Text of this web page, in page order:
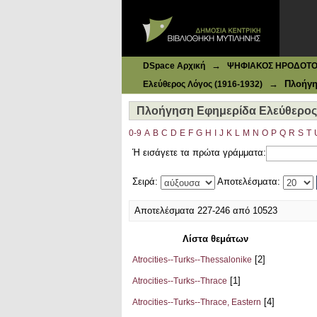
DSpace Αρχική → ΨΗΦΙΑΚΟΣ ΗΡΟΔΟΤΟΣ:
Ελεύθερος Λόγος (1916-1932)
→
Πλοήγηση Εφημερίδα
0-9 A B C D E F G H J K L M N O P Q R S T
Ή εισάγετε τα πρώτα γράμματα:
Σειρά: Αποτελέσματα:
Αποτελέσματα 227-246 από 10523
Λίστα θεμάτων
Atrocities--Turks--Thessalonike [2]
Atrocities--Turks--Thrace [1]
Atrocities--Turks--Thrace, Eastern [4]